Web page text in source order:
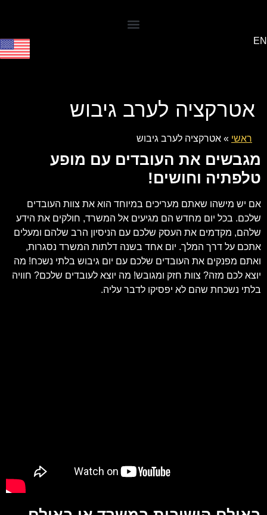
EN
אטרקציה לערב גיבוש
ראשי » אטרקציה לערב גיבוש
מגבשים את העובדים עם מופע
טלפתיה וחושים!
אם יש מישהו שאתם מעריכים במיוחד הוא את צוות העובדים
שלכם. בכל יום מחדש הם מגיעים אל המשרד, חולקים את הידע
שלהם, מקדמים את העסק שלכם עם הניסיון הרב שלהם ומעלים
אתכם על דרך המלך. יום אחד בשנה דלתות המשרד נסגרות,
ואתם מפנקים את העובדים שלכם עם יום גיבוש בלתי נשכח! מה
יוצא לכם מזה? צוות חזק ומגובש! מה יוצא לעובדים שלכם? חוויה
בלתי נשכחת שהם לא יפסיקו לדבר עליה.